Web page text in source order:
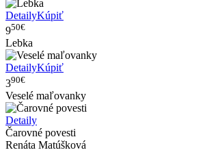
DetailyKúpiť
950€
Lebka
DetailyKúpiť
390€
Veselé maľovanky
Detaily
Čarovné povesti
Renáta Matúšková